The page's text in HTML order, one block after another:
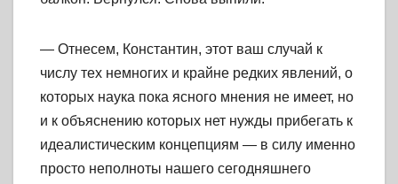
— Отнесем, Константин, этот ваш случай к
числу тех немногих и крайне редких явлений, о
которых наука пока ясного мнения не имеет, но
и к объяснению которых нет нужды прибегать к
идеалистическим концепциям — в силу именно
просто неполноты нашего сегодняшнего